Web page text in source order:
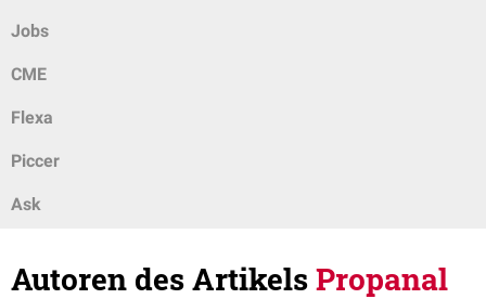
Jobs
CME
Flexa
Piccer
Ask
Autoren des ArtikelsPropanal